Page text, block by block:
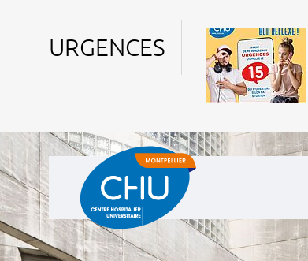
URGENCES